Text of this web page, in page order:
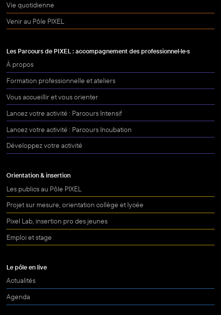
Vie quotidienne
Venir au Pôle PIXEL
Les Parcours de PIXEL : accompagnement des professionnel·le·s
À propos
Formation professionnelle et ateliers
Vous accueillir et vous orienter
Lancez votre activité : Parcours Intensif
Lancez votre activité : Parcours Incubation
Développez votre activité
Orientation & insertion
Les publics au Pôle PIXEL
Projet sur mesure, orientation collège et lycée
Pixel Lab, insertion pro des jeunes
Emploi et stage
Le pôle en live
Actualités
Agenda